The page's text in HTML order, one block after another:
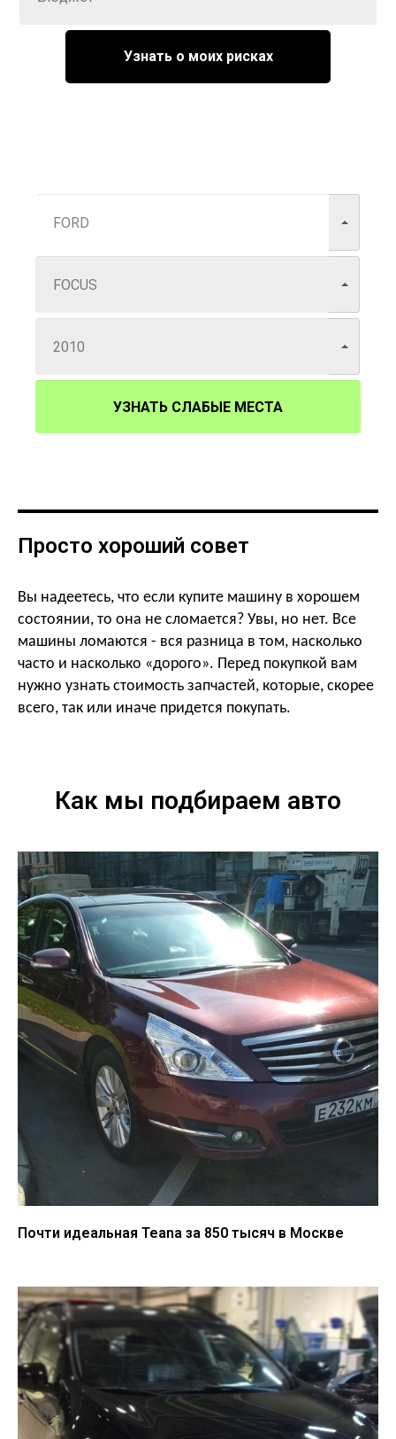
Узнать о моих рисках
УЗНАТЬ СЛАБЫЕ МЕСТА
Просто хороший совет
Вы надеетесь, что если купите машину в хорошем
состоянии, то она не сломается? Увы, но нет. Все
машины ломаются - вся разница в том, насколько
часто и насколько «дорого». Перед покупкой вам
нужно узнать стоимость запчастей, которые, скорее
всего, так или иначе придется покупать.
Как мы подбираем авто
Почти идеальная Teana за 850 тысяч в Москве